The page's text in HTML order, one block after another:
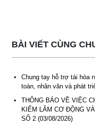
BÀI VIẾT CÙNG
Chung tay hỗ trợ tái hòa
toàn, nhân văn và phát
THÔNG BÁO VỀ VIỆC
KIỂM LÂM CƠ ĐỘNG
SỐ 2 (03/08/2026)